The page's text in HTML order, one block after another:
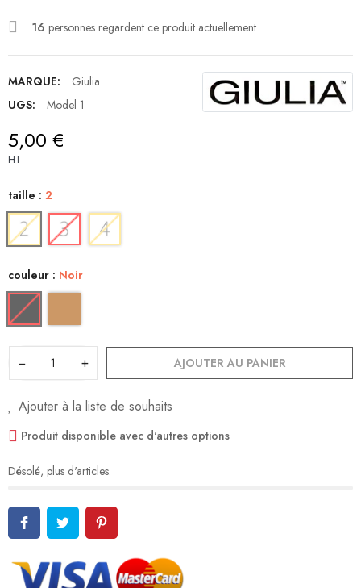
16 personnes regardent ce produit actuellement
MARQUE:
Giulia
UGS:
Model 1
5,00 €
HT
taille : 2
couleur : Noir
− + AJOUTER AU PANIER
Ajouter à la liste de souhaits
Produit disponible avec d'autres options
Désolé, plus d'articles.